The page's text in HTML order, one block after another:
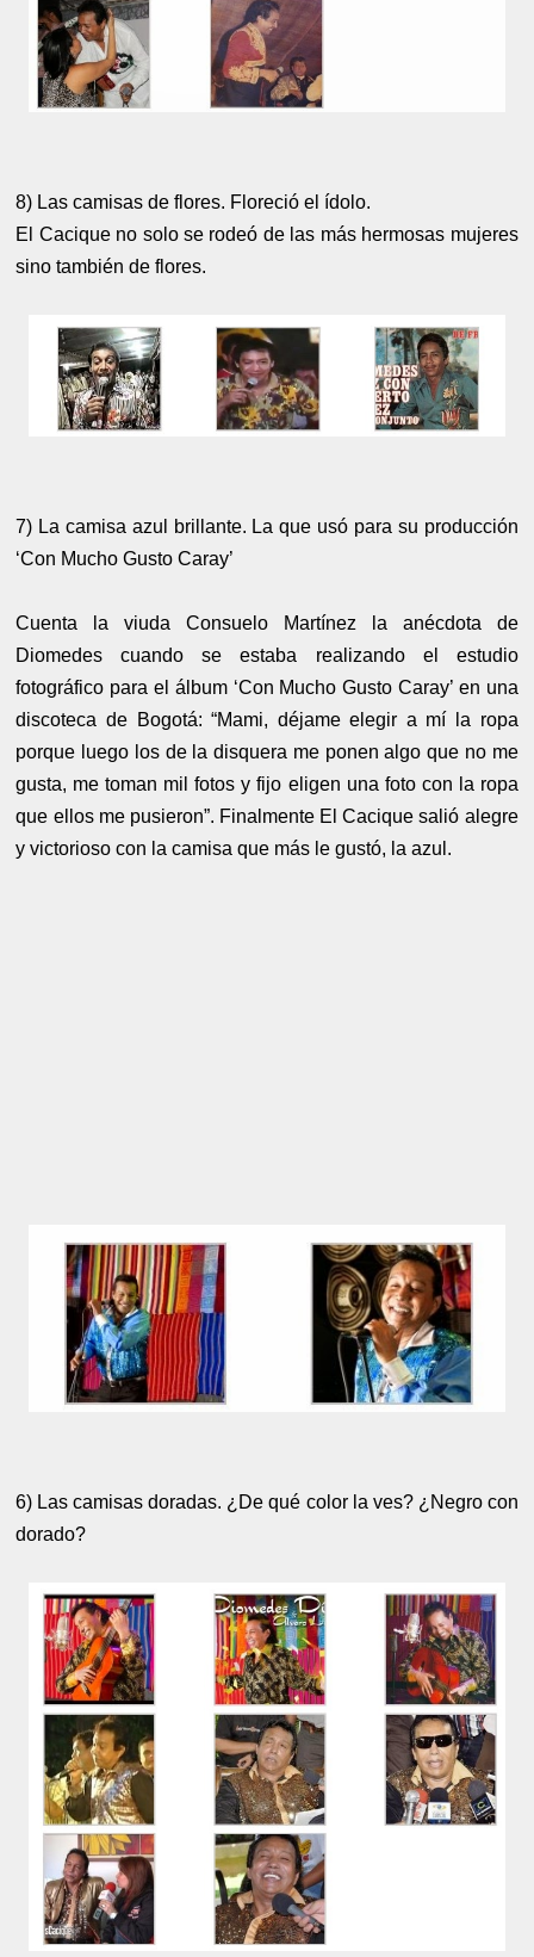
8) Las camisas de flores. Floreció el ídolo.
El Cacique no solo se rodeó de las más hermosas mujeres
sino también de flores.
7) La camisa azul brillante. La que usó para su producción
‘Con Mucho Gusto Caray’
Cuenta la viuda Consuelo Martínez la anécdota de
Diomedes cuando se estaba realizando el estudio
fotográfico para el álbum ‘Con Mucho Gusto Caray’ en una
discoteca de Bogotá: “Mami, déjame elegir a mí la ropa
porque luego los de la disquera me ponen algo que no me
gusta, me toman mil fotos y fijo eligen una foto con la ropa
que ellos me pusieron”. Finalmente El Cacique salió alegre
y victorioso con la camisa que más le gustó, la azul.
6) Las camisas doradas. ¿De qué color la ves? ¿Negro con
dorado?